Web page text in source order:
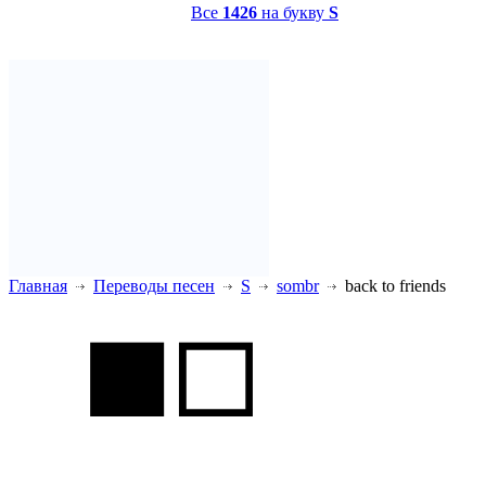
Все 1426 на букву S
Главная Переводы песен S sombr back to friends